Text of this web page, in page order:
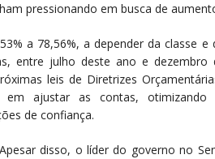
pressionando em busca de
a 78,56%, a depender da classe e
entre julho deste ano e dezembro
leis de Diretrizes
em ajustar as contas,
de confiança.
disso, o líder do governo no